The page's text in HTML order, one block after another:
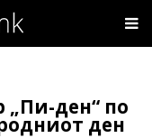
„Пи-ден“ по
ден